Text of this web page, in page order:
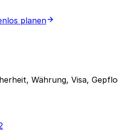
planen
Währung, Visa,